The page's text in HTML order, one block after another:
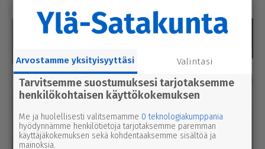
Arvostamme yksityisyyttäsi Valintasi
Tarvitsemme suostumuksesi tarjotaksemme
henkilökohtaisen käyttökokemuksen
Me ja huolellisesti valitsemamme 0 teknologiakumppania
hyödynnämme henkilötietoja tarjotaksemme paremman
käyttäjäkokemuksen sekä kohdentaaksemme sisältöä ja
mainoksia.